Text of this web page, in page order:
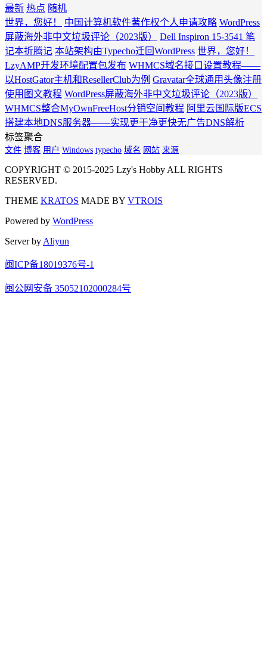
最新 热点 随机
世界，您好！
中国计算机软件著作权个人申请攻略 WordPress
屏蔽海外非中文垃圾评论（2023版）
Dell Inspiron 15-3541 笔
记本折腾记 本站架构由Typecho迁回WordPress 世界，您好！
LzyAMP开发环境配置包发布 WHMCS域名接口设置教程——
以HostGator主机和ResellerClub为例 Gravatar全球通用头像注册
使用图文教程 WordPress屏蔽海外非中文垃圾评论（2023版）
WHMCS整合MyOwnFreeHost分销空间教程 阿里云国际版ECS
搭建本地DNS服务器——实现更干净更快无广告DNS解析
标签聚合
文件 博客 用户 Windows typecho 域名 网站 来源
COPYRIGHT © 2015-2025 Lzy's Hobby ALL RIGHTS
RESERVED.
THEME KRATOS MADE BY VTROIS
Powered by WordPress
Server by Aliyun
闽ICP备18019376号-1
闽公网安备 35052102000284号